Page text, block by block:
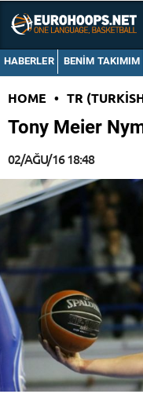
HABERLER BENIM TAKIMIM
HOME • TR
Tony Meier
02/AĞU/16 18:48